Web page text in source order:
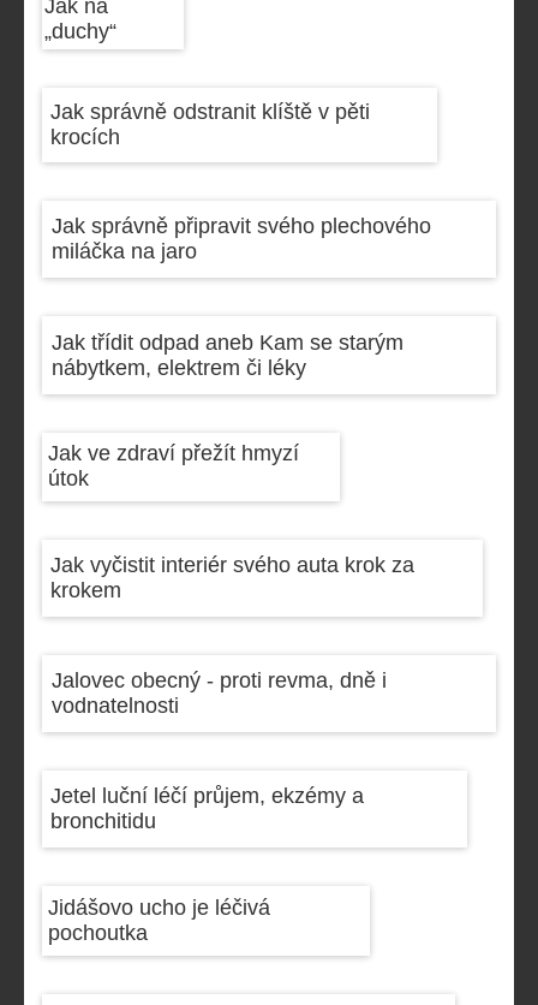
Jak na
„duchy“
Jak správně odstranit klíště v pěti
krocích
Jak správně připravit svého plechového
miláčka na jaro
Jak třídit odpad aneb Kam se starým
nábytkem, elektrem či léky
Jak ve zdraví přežít hmyzí
útok
Jak vyčistit interiér svého auta krok za
krokem
Jalovec obecný - proti revma, dně i
vodnatelnosti
Jetel luční léčí průjem, ekzémy a
bronchitidu
Jidášovo ucho je léčivá
pochoutka